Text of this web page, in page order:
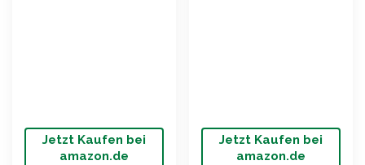
Jetzt Kaufen bei
amazon.de
Jetzt Kaufen bei
amazon.de